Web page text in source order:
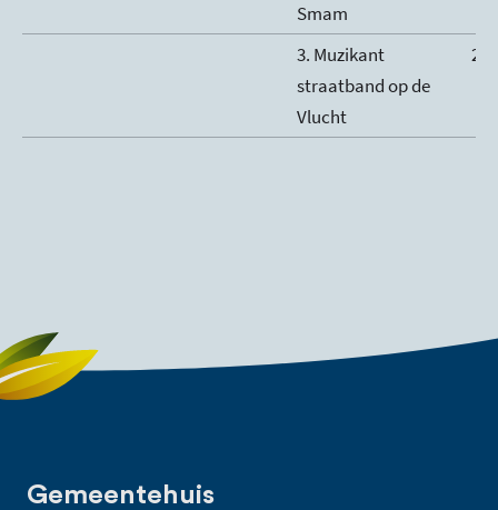
Smam
3. Muzikant
straatband op de
Vlucht
2
Gemeentehuis